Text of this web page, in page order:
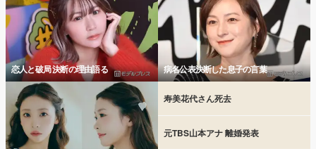
恋人と破局 決断の理由語る 病名公表決断した息子の言葉
寿美花代さん死去
元TBS山本アナ 離婚発表